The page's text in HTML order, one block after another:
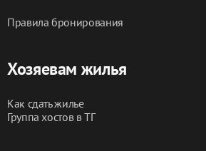
Правила бронирования
Хозяевам жилья
Как сдать жилье
Группа хостов в ТГ